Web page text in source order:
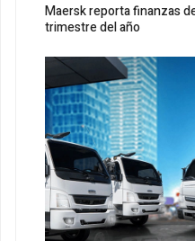
Maersk reporta finanzas
trimestre del año